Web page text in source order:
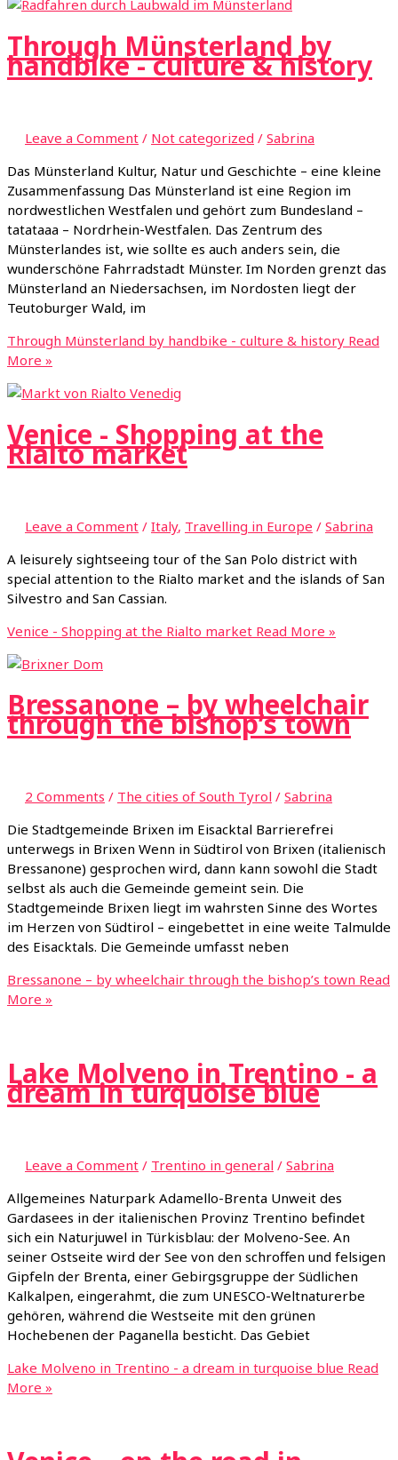
Through Münsterland by
handbike - culture & history
Leave a Comment / Not categorized / Sabrina
Das Münsterland Kultur, Natur und Geschichte – eine kleine
Zusammenfassung Das Münsterland ist eine Region im
nordwestlichen Westfalen und gehört zum Bundesland –
tatataaa – Nordrhein-Westfalen. Das Zentrum des
Münsterlandes ist, wie sollte es auch anders sein, die
wunderschöne Fahrradstadt Münster. Im Norden grenzt das
Münsterland an Niedersachsen, im Nordosten liegt der
Teutoburger Wald, im
Through Münsterland by handbike - culture & history Read
More »
Venice - Shopping at the
Rialto market
Leave a Comment / Italy, Travelling in Europe / Sabrina
A leisurely sightseeing tour of the San Polo district with
special attention to the Rialto market and the islands of San
Silvestro and San Cassian.
Venice - Shopping at the Rialto market Read More »
Bressanone – by wheelchair
through the bishop’s town
2 Comments / The cities of South Tyrol / Sabrina
Die Stadtgemeinde Brixen im Eisacktal Barrierefrei
unterwegs in Brixen Wenn in Südtirol von Brixen (italienisch
Bressanone) gesprochen wird, dann kann sowohl die Stadt
selbst als auch die Gemeinde gemeint sein. Die
Stadtgemeinde Brixen liegt im wahrsten Sinne des Wortes
im Herzen von Südtirol – eingebettet in eine weite Talmulde
des Eisacktals. Die Gemeinde umfasst neben
Bressanone – by wheelchair through the bishop’s town Read
More »
Lake Molveno in Trentino - a
dream in turquoise blue
Leave a Comment / Trentino in general / Sabrina
Allgemeines Naturpark Adamello-Brenta Unweit des
Gardasees in der italienischen Provinz Trentino befindet
sich ein Naturjuwel in Türkisblau: der Molveno-See. An
seiner Ostseite wird der See von den schroffen und felsigen
Gipfeln der Brenta, einer Gebirgsgruppe der Südlichen
Kalkalpen, eingerahmt, die zum UNESCO-Weltnaturerbe
gehören, während die Westseite mit den grünen
Hochebenen der Paganella besticht. Das Gebiet
Lake Molveno in Trentino - a dream in turquoise blue Read
More »